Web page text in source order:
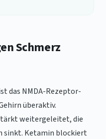
Schmerz
das NMDA-Rezeptor-
überaktiv.
weitergeleitet, die
sinkt. Ketamin blockiert